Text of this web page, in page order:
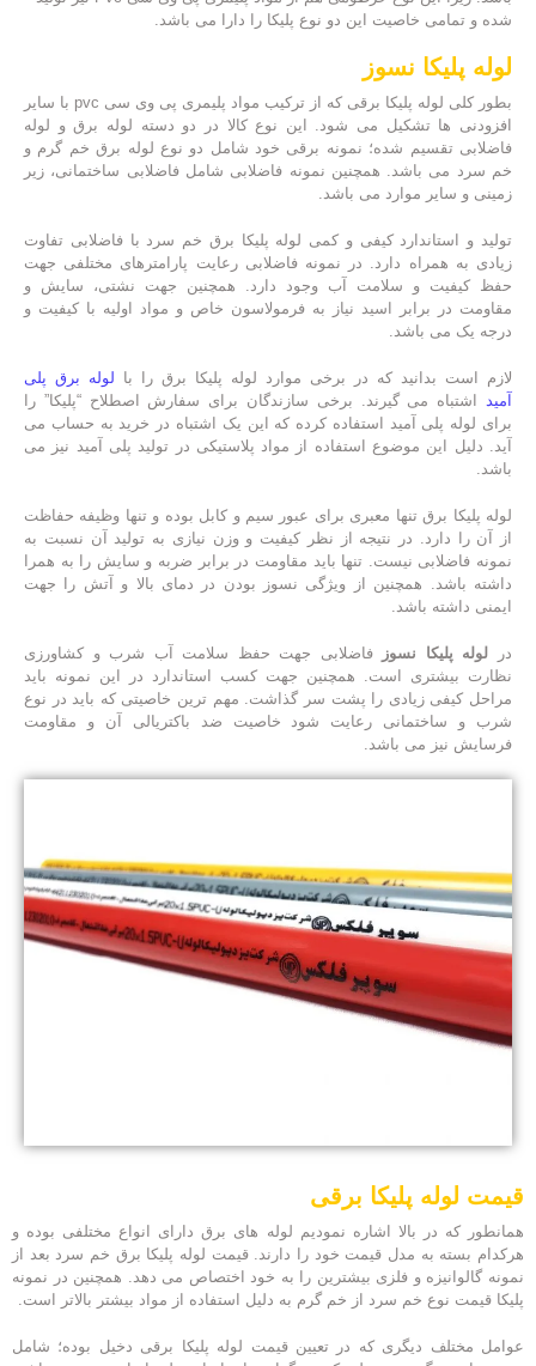
شده و تمامی خاصیت این دو نوع پلیکا را دارا می باشد.
لوله پلیکا نسوز
بطور کلی لوله پلیکا برقی که از ترکیب مواد پلیمری پی وی سی pvc با سایر
افزودنی ها تشکیل می شود. این نوع کالا در دو دسته لوله برق و لوله
فاضلابی تقسیم شده؛ نمونه برقی خود شامل دو نوع لوله برق خم گرم و
خم سرد می باشد. همچنین نمونه فاضلابی شامل فاضلابی ساختمانی، زیر
زمینی و سایر موارد می باشد.
تولید و استاندارد کیفی و کمی لوله پلیکا برق خم سرد با فاضلابی تفاوت
زیادی به همراه دارد. در نمونه فاضلابی رعایت پارامترهای مختلفی جهت
حفظ کیفیت و سلامت آب وجود دارد. همچنین جهت نشتی، سایش و
مقاومت در برابر اسید نیاز به فرمولاسون خاص و مواد اولیه با کیفیت و
درجه یک می باشد.
لازم است بدانید که در برخی موارد لوله پلیکا برق را با لوله برق پلی
آمید
اشتباه می گیرند. برخی سازندگان برای سفارش اصطلاح “پلیکا” را
برای لوله پلی آمید استفاده کرده که این یک اشتباه در خرید به حساب می
آید. دلیل این موضوع استفاده از مواد پلاستیکی در تولید پلی آمید نیز می
باشد.
لوله پلیکا برق تنها معبری برای عبور سیم و کابل بوده و تنها وظیفه حفاظت
از آن را دارد. در نتیجه از نظر کیفیت و وزن نیازی به تولید آن نسبت به
نمونه فاضلابی نیست. تنها باید مقاومت در برابر ضربه و سایش را به همرا
داشته باشد. همچنین از ویژگی نسوز بودن در دمای بالا و آتش را جهت
ایمنی داشته باشد.
در لوله پلیکا نسوز
فاضلابی جهت حفظ سلامت آب شرب و کشاورزی
نظارت بیشتری است. همچنین جهت کسب استاندارد در این نمونه باید
مراحل کیفی زیادی را پشت سر گذاشت. مهم ترین خاصیتی که باید در نوع
شرب و ساختمانی رعایت شود خاصیت ضد باکتریالی آن و مقاومت
فرسایش نیز می باشد.
قیمت لوله پلیکا برقی
همانطور که در بالا اشاره نمودیم لوله های برق دارای انواع مختلفی بوده و
هرکدام بسته به مدل قیمت خود را دارند. قیمت لوله پلیکا برق خم سرد بعد از
نمونه گالوانیزه و فلزی بیشترین را به خود اختصاص می دهد. همچنین در نمونه
پلیکا قیمت نوع خم سرد از خم گرم به دلیل استفاده از مواد بیشتر بالاتر است.
عوامل مختلف دیگری که در تعیین قیمت لوله پلیکا برقی دخیل بوده؛ شامل